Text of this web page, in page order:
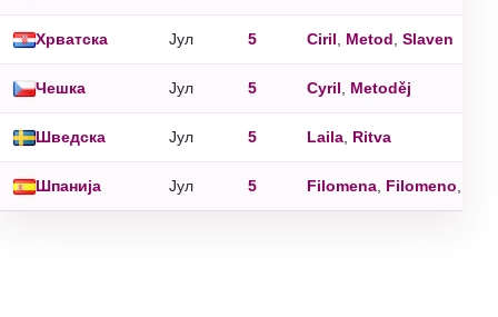
Хрватска Jул 5 Ciril Metod Slaven
Чешка Jул 5 Cyril Metoděj
Шведска Jул 5 Laila Ritva
Шпанија Jул 5 Filomena Filomeno